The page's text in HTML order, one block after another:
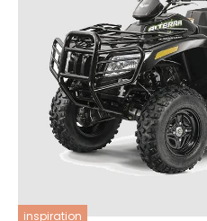
inspiration